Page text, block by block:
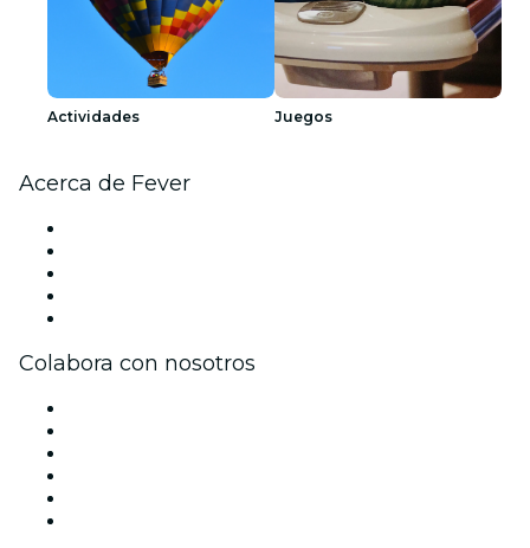
Actividades Juegos
Acerca de Fever
Colabora con nosotros